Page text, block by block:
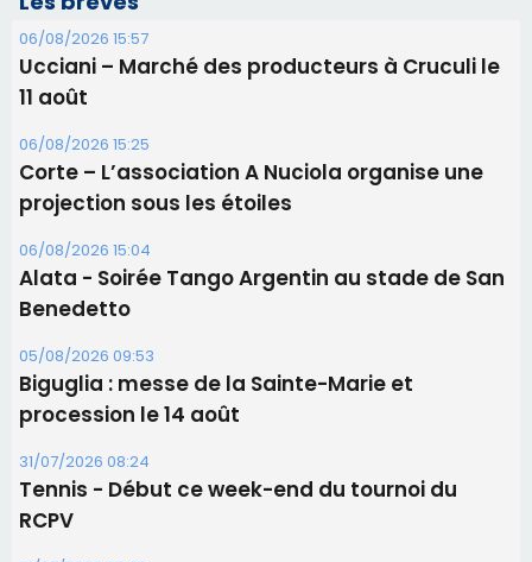
06/08/2026 15:04
Alata - Soirée Tango Argentin au stade de San
Benedetto
05/08/2026 09:53
Biguglia : messe de la Sainte-Marie et
procession le 14 août
31/07/2026 08:24
Tennis - Début ce week-end du tournoi du
RCPV
31/07/2026 08:22
82ème anniversaire de la disparition du
Commandant Antoine de Saint Exupery
Les plus lus